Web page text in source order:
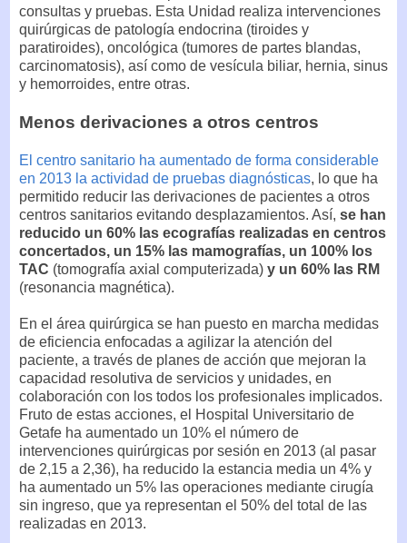
consultas y pruebas. Esta Unidad realiza intervenciones
quirúrgicas de patología endocrina (tiroides y
paratiroides), oncológica (tumores de partes blandas,
carcinomatosis), así como de vesícula biliar, hernia, sinus
y hemorroides, entre otras.
Menos derivaciones a otros centros
El centro sanitario ha aumentado de forma considerable
en 2013 la actividad de pruebas diagnósticas, lo que ha
permitido reducir las derivaciones de pacientes a otros
centros sanitarios evitando desplazamientos. Así, se han
reducido un 60% las ecografías realizadas en centros
concertados, un 15% las mamografías, un 100% los
TAC (tomografía axial computerizada) y un 60% las RM
(resonancia magnética).
En el área quirúrgica se han puesto en marcha medidas
de eficiencia enfocadas a agilizar la atención del
paciente, a través de planes de acción que mejoran la
capacidad resolutiva de servicios y unidades, en
colaboración con los todos los profesionales implicados.
Fruto de estas acciones, el Hospital Universitario de
Getafe ha aumentado un 10% el número de
intervenciones quirúrgicas por sesión en 2013 (al pasar
de 2,15 a 2,36), ha reducido la estancia media un 4% y
ha aumentado un 5% las operaciones mediante cirugía
sin ingreso, que ya representan el 50% del total de las
realizadas en 2013.